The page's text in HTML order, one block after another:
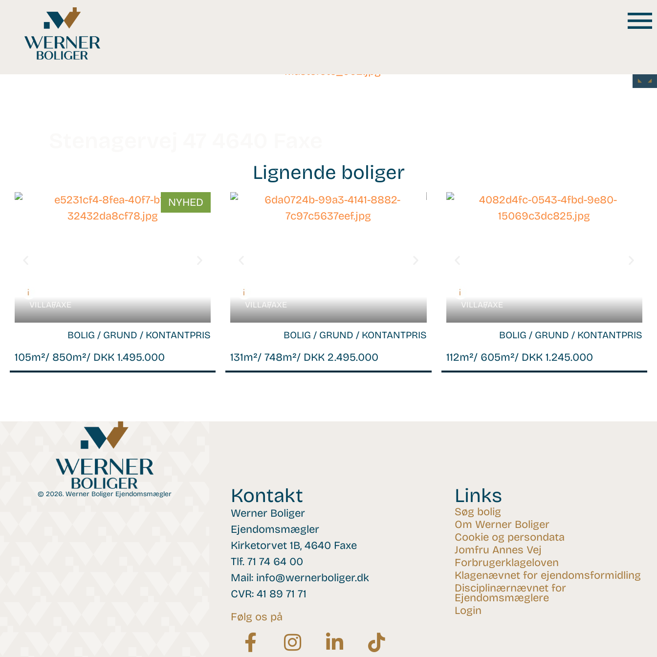
Lignende boliger
NYHED
WB-
VILLA /FAXE
BOLIG / GRUND / KONTANTPRIS
105m²/ 850m²/ DKK 1.495.000
WB-
VILLA /FAXE
BOLIG / GRUND / KONTANTPRIS
131m²/ 748m²/ DKK 2.495.000
WB-
VILLA /FAXE
BOLIG / GRUND / KONTANTPRIS
112m²/ 605m²/ DKK 1.245.000
© 2026. Werner Boliger Ejendomsmægler Kontakt
Werner Boliger
Ejendomsmægler
Kirketorvet 1B, 4640 Faxe
Tlf.71 74 64 00
Mail: info@wernerboliger.dk
CVR: 41 89 71 71
Følg os på
Links
Søg bolig
Om Werner Boliger
Cookie og persondata
Jomfru Annes Vej
Forbrugerklageloven
Klagenævnet for ejendomsformidling
Disciplinærnævnet for
Ejendomsmæglere
Login